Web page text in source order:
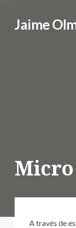
Jaime
Micro
A través de